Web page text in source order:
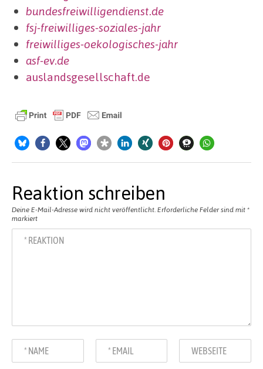
bundesfreiwilligendienst.de
fsj-freiwilliges-soziales-jahr
freiwilliges-oekologisches-jahr
asf-ev.de
auslandsgesellschaft.de
Reaktion schreiben
Deine E-Mail-Adresse wird nicht veröffentlicht. Erforderliche Felder sind mit *
markiert